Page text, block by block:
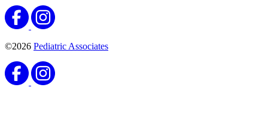
©2026 Pediatric Associates